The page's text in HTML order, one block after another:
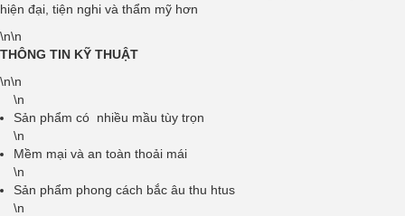
hiện đại, tiện nghi và thẩm mỹ hơn
\n\n
THÔNG TIN KỸ THUẬT
\n\n
\n
Sản phẩm có nhiều mầu tùy trọn
\n
Mềm mại và an toàn thoải mái
\n
Sản phẩm phong cách bắc âu thu htus
\n